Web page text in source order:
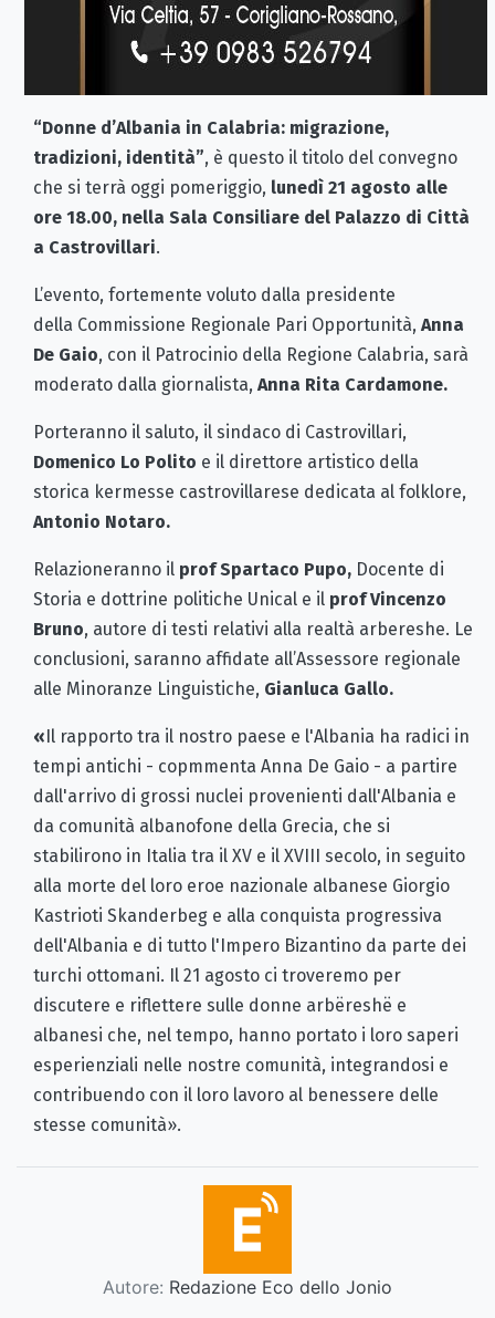
“Donne d’Albania in Calabria: migrazione,
tradizioni, identità”, è questo il titolo del convegno
che si terrà oggi pomeriggio, lunedì 21 agosto alle
ore 18.00, nella Sala Consiliare del Palazzo di Città
a Castrovillari.
L’evento, fortemente voluto dalla presidente
della Commissione Regionale Pari Opportunità, Anna
De Gaio, con il Patrocinio della Regione Calabria, sarà
moderato dalla giornalista, Anna Rita Cardamone.
Porteranno il saluto, il sindaco di Castrovillari,
Domenico Lo Polito e il direttore artistico della
storica kermesse castrovillarese dedicata al folklore,
Antonio Notaro.
Relazioneranno il prof Spartaco Pupo, Docente di
Storia e dottrine politiche Unical e il prof Vincenzo
Bruno, autore di testi relativi alla realtà arbereshe. Le
conclusioni, saranno affidate all’Assessore regionale
alle Minoranze Linguistiche, Gianluca Gallo.
«Il rapporto tra il nostro paese e l'Albania ha radici in
tempi antichi - copmmenta Anna De Gaio - a partire
dall'arrivo di grossi nuclei provenienti dall'Albania e
da comunità albanofone della Grecia, che si
stabilirono in Italia tra il XV e il XVIII secolo, in seguito
alla morte del loro eroe nazionale albanese Giorgio
Kastrioti Skanderbeg e alla conquista progressiva
dell'Albania e di tutto l'Impero Bizantino da parte dei
turchi ottomani. Il 21 agosto ci troveremo per
discutere e riflettere sulle donne arbëreshë e
albanesi che, nel tempo, hanno portato i loro saperi
esperienziali nelle nostre comunità, integrandosi e
contribuendo con il loro lavoro al benessere delle
stesse comunità».
Autore: Redazione Eco dello Jonio